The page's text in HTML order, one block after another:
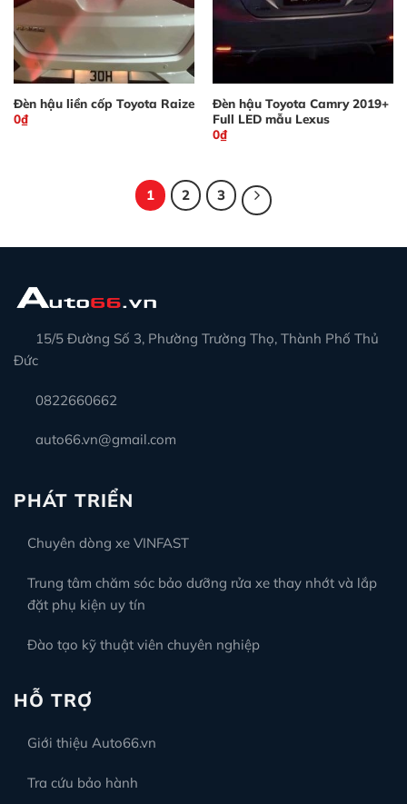
Đèn hậu liền cốp Toyota Raize
0₫
Đèn hậu Toyota Camry 2019+
Full LED mẫu Lexus
0₫
1 2 3
15/5 Đường Số 3, Phường Trường Thọ, Thành Phố Thủ
Đức
0822660662
auto66.vn@gmail.com
PHÁT TRIỂN
Chuyên dòng xe VINFAST
Trung tâm chăm sóc bảo dưỡng rửa xe thay nhớt và lắp
đặt phụ kiện uy tín
Đào tạo kỹ thuật viên chuyên nghiệp
HỖ TRỢ
Giới thiệu Auto66.vn
Tra cứu bảo hành